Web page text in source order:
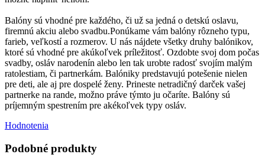
Balóny sú vhodné pre každého, či už sa jedná o detskú oslavu,
firemnú akciu alebo svadbu.Ponúkame vám balóny rôzneho typu,
farieb, veľkostí a rozmerov. U nás nájdete všetky druhy balónikov,
ktoré sú vhodné pre akúkoľvek príležitosť. Ozdobte svoj dom počas
svadby, osláv narodenín alebo len tak urobte radosť svojím malým
ratolestiam, či partnerkám. Balóniky predstavujú potešenie nielen
pre deti, ale aj pre dospelé ženy. Prineste netradičný darček vašej
partnerke na rande, možno práve týmto ju očaríte. Balóny sú
príjemným spestrením pre akékoľvek typy osláv.
Hodnotenia
Podobné produkty